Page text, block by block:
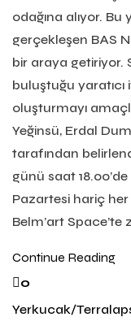
odağına alıyor.
gerçekleşen BAS
bir araya getiriyor.
buluştuğu
oluşturmayı
Yeğinsü, Erdal
tarafından
günü saat 18.00’de
Pazartesi hariç her
Belm’art
Continue Reading
0
Yerkucak/